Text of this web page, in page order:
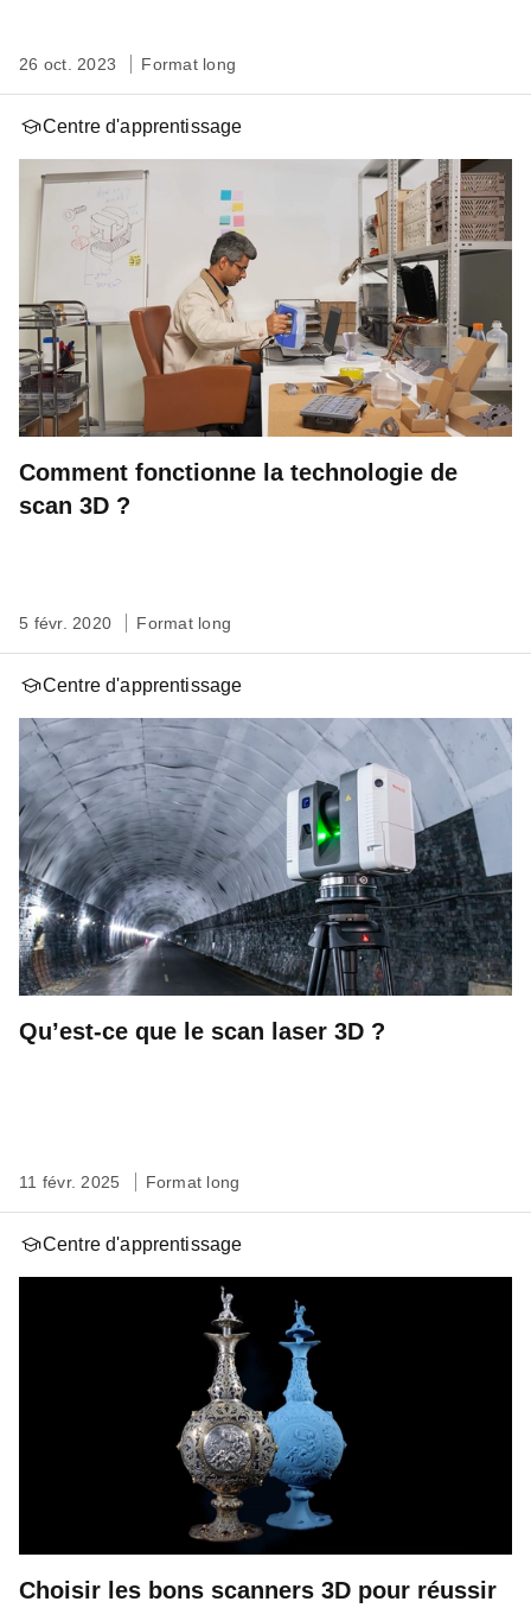
26 oct. 2023 Format long
Centre d'apprentissage
Comment fonctionne la technologie de
scan 3D ?
5 févr. 2020 Format long
Centre d'apprentissage
Qu’est-ce que le scan laser 3D ?
11 févr. 2025 Format long
Centre d'apprentissage
Choisir les bons scanners 3D pour réussir